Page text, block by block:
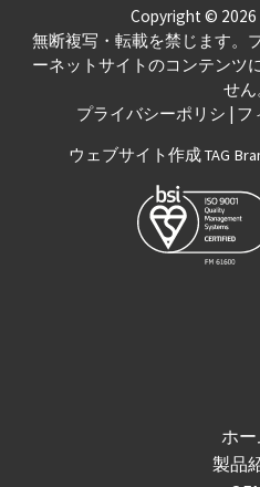
Copyright © 2026
無断複写・転載を禁じます。
ーネットサイトのコンテンツ
せん
プライバシーポリシ | フ
ウェブサイト作成TAG
ホー
製品